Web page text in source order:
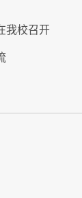
我校召开